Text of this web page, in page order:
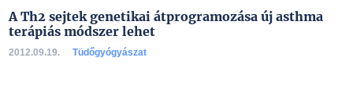
A Th2 sejtek genetikai átprogramozása új asthma
terápiás módszer lehet
2012.09.19. Tüdőgyógyászat